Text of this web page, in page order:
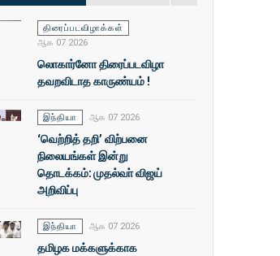
திரைப்படவிழாக்கள்
ஆக 07 2026
லொகார்னோ திரைப்படவிழா
தவறவிடாத காருண்யம் !
இந்தியா ஆக 07 2026
‘வெற்றித் தறி’ விற்பனை
நிலையங்கள் இன்று
தொடக்கம்: முதல்வா் விஜய்
அறிவிப்பு
இந்தியா ஆக 07 2026
தமிழக மக்களுக்காக